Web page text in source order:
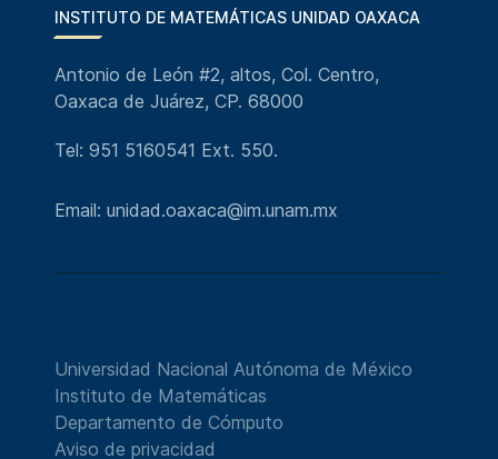
INSTITUTO DE MATEMÁTICAS UNIDAD OAXACA
Antonio de León #2, altos, Col. Centro,
Oaxaca de Juárez, CP. 68000
Tel: 951 5160541 Ext. 550.
Email: unidad.oaxaca@im.unam.mx
Universidad Nacional Autónoma de México
Instituto de Matemáticas
Departamento de Cómputo
Aviso de privacidad